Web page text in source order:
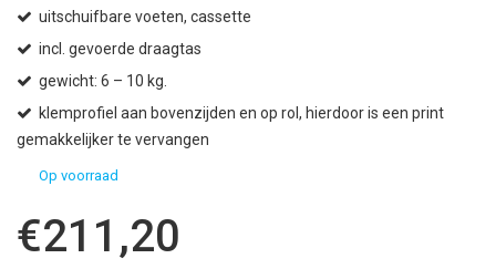
uitschuifbare voeten, cassette
incl. gevoerde draagtas
gewicht: 6 – 10 kg.
klemprofiel aan bovenzijden en op rol, hierdoor is een print
gemakkelijker te vervangen
Op voorraad
€211,20